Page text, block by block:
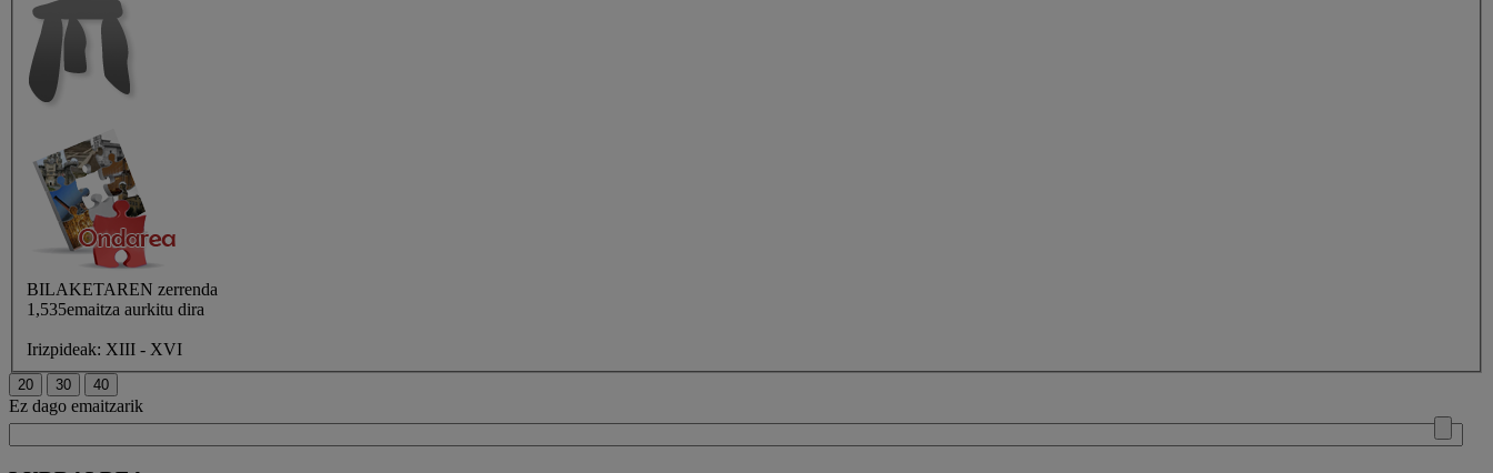
BILAKETAREN zerrenda
1,535emaitza aurkitu dira
Irizpideak: XIII - XVI
Ez dago emaitzarik